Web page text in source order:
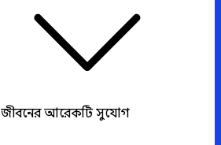
জীবনের আরেকটি সুযোগ